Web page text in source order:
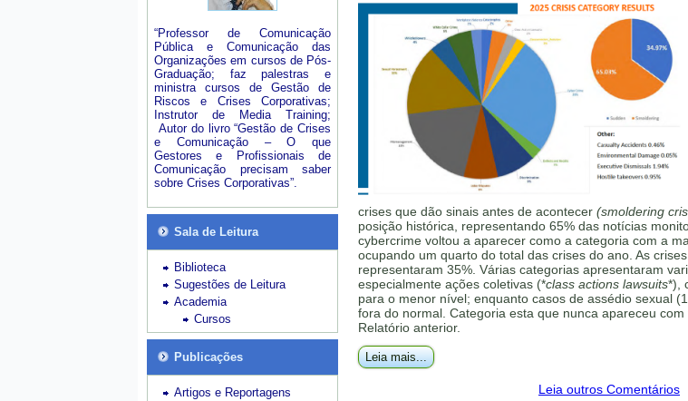
“Professor de Comunicação
Pública e Comunicação das
Organizações em cursos de Pós-
Graduação; faz palestras e
ministra cursos de Gestão de
Riscos e Crises Corporativas;
Instrutor de Media Training;
Autor do livro “Gestão de Crises
e Comunicação – O que
Gestores e Profissionais de
Comunicação precisam saber
sobre Crises Corporativas”.
Sala de Leitura
Biblioteca
Sugestões de Leitura
Academia
Cursos
Publicações
Artigos e Reportagens
crises que dão sinais antes de acontecer (smoldering
posição histórica, representando 65% das notícias
cybercrime voltou a aparecer como a categoria com a
ocupando um quarto do total das crises do ano. As
representaram 35%. Várias categorias apresentaram
especialmente ações coletivas (*class actions lawsuits*),
para o menor nível; enquanto casos de assédio sexual
fora do normal. Categoria esta que nunca apareceu
Relatório anterior.
Leia mais...
Leia outros Comentários